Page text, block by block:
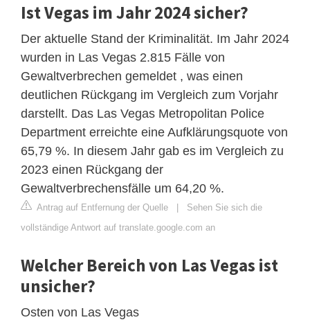
Ist Vegas im Jahr 2024 sicher?
Der aktuelle Stand der Kriminalität. Im Jahr 2024
wurden in Las Vegas 2.815 Fälle von
Gewaltverbrechen gemeldet , was einen
deutlichen Rückgang im Vergleich zum Vorjahr
darstellt. Das Las Vegas Metropolitan Police
Department erreichte eine Aufklärungsquote von
65,79 %. In diesem Jahr gab es im Vergleich zu
2023 einen Rückgang der
Gewaltverbrechensfälle um 64,20 %.
Antrag auf Entfernung der Quelle | Sehen Sie sich die
vollständige Antwort auf translate.google.com an
Welcher Bereich von Las Vegas ist
unsicher?
Osten von Las Vegas